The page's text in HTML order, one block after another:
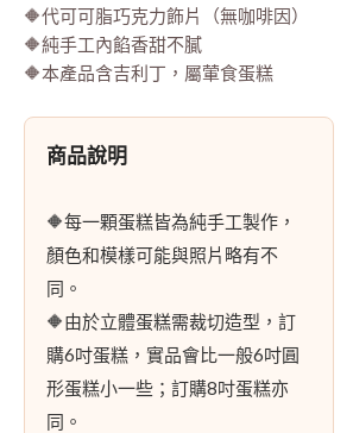
🔶代可可脂巧克力飾片（無咖啡因）
🔶純手工內餡香甜不膩
🔶本產品含吉利丁，屬葷食蛋糕
商品說明
🔶每一顆蛋糕皆為純手工製作，
顏色和模樣可能與照片略有不
同。
🔶由於立體蛋糕需裁切造型，訂
購6吋蛋糕，實品會比一般6吋圓
形蛋糕小一些；訂購8吋蛋糕亦
同。